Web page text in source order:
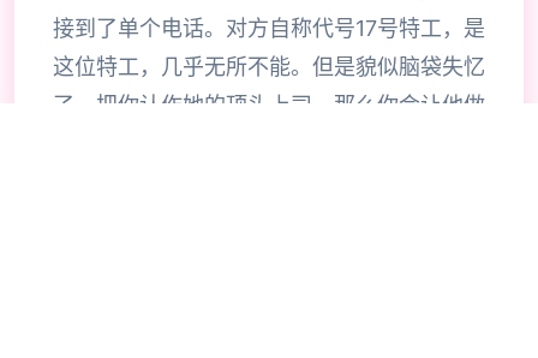
接到了单个电话。对方自称代号17号特工，是
这位特工，几乎无所不能。但是貌似脑袋失忆
了，把你认作她的顶头上司。那么你会让他做